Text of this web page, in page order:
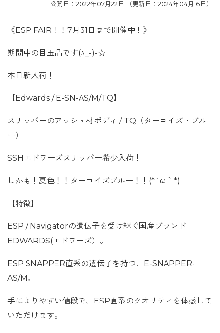
公開日：2022年07月22日 （更新日：2024年04月16日）
《ESP FAIR！！7月31日まで開催中！》
期間中の目玉品です(^_-)-☆
本日新入荷！
【Edwards / E-SN-AS/M/TQ】
スナッパーのアッシュ材ボディ / TQ（ターコイズ・ブル
ー）
SSHエドワーズスナッパー希少入荷！
しかも！夏色！！ターコイズブルー！！(*´ω｀*)
【特徴】
ESP / Navigatorの遺伝子を受け継ぐ国産ブランド
EDWARDS(エドワーズ）。
ESP SNAPPER直系の遺伝子を持つ、E-SNAPPER-
AS/M。
手によりやすい値段で、ESP直系のクオリティを体感して
いただけます。